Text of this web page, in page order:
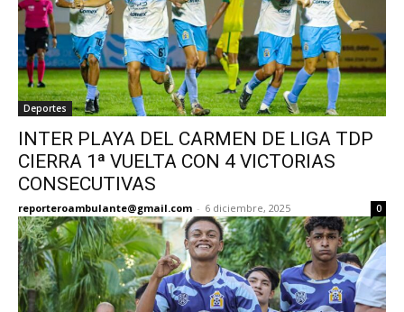
Deportes
INTER PLAYA DEL CARMEN DE LIGA TDP
CIERRA 1ª VUELTA CON 4 VICTORIAS
CONSECUTIVAS
reporteroambulante@gmail.com - 6 diciembre, 2025 0